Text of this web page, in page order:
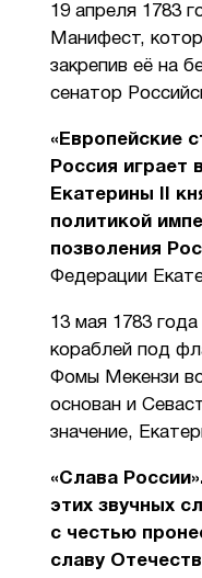
19 апреля 1783
Манифест,
закрепив её на
сенатор
«Европейские
Россия играет
Екатерины II
политикой
позволения
Федерации
13 мая 1783
кораблей под
Фомы Мекензи
основан и
значение,
«Слава
этих звучных
с честью
славу